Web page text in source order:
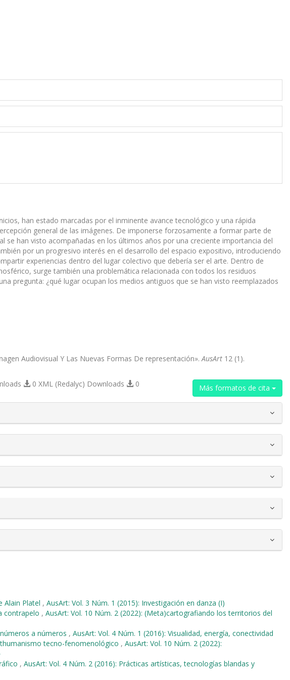
han estado marcadas por el inminente avance tecnológico y una rápida
general de las imágenes. De imponerse forzosamente a formar parte de
se han visto acompañadas en los últimos años por una creciente importancia del
por un progresivo interés en el desarrollo del espacio expositivo, introduciendo
experiencias dentro del lugar colectivo que debería ser el arte. Dentro de
surge también una problemática relacionada con todos los residuos
pregunta: ¿qué lugar ocupan los medios antiguos que se han visto reemplazados
Audiovisual Y Las Nuevas Formas De representación».AusArt 12 (1).
Más formatos de cita
0 XML (Redalyc) Downloads 0
Alain Platel , AusArt: Vol. 3 Núm. 1 (2015): Investigación en danza (I)
contrapelo , AusArt: Vol. 10 Núm. 2 (2022): (Meta)cartografiando los territorios del
a números , AusArt: Vol. 4 Núm. 1 (2016): Visualidad, energía, conectividad
tecno-fenomenológico , AusArt: Vol. 10 Núm. 2 (2022):
, AusArt: Vol. 4 Núm. 2 (2016): Prácticas artísticas, tecnologías blandas y